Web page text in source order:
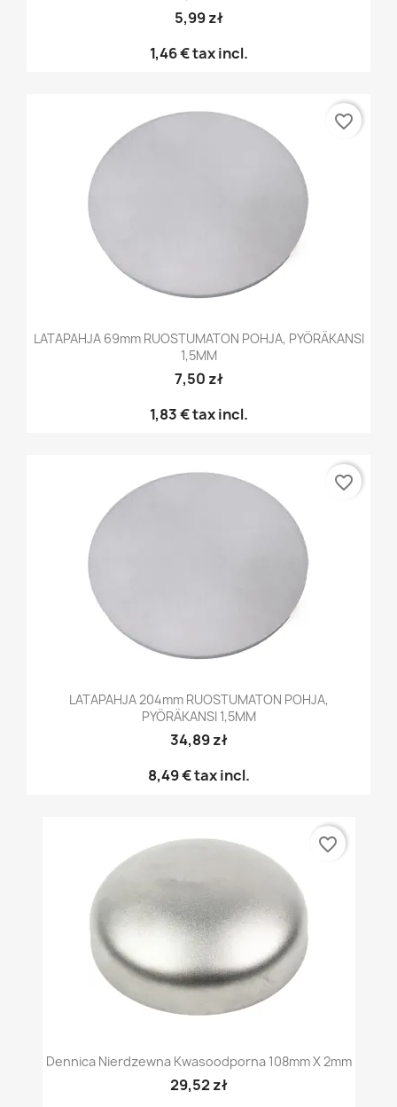
5,99 zł
1,46 €tax incl.
LATAPAHJA 69mm RUOSTUMATON POHJA, PYÖRÄKANSI
1,5MM
7,50 zł
1,83 €tax incl.
favorite_border
LATAPAHJA 204mm RUOSTUMATON POHJA,
PYÖRÄKANSI 1,5MM
34,89 zł
8,49 €tax incl.
favorite_border
Dennica Nierdzewna Kwasoodporna 108mm X 2mm
29,52 zł
favorite_border